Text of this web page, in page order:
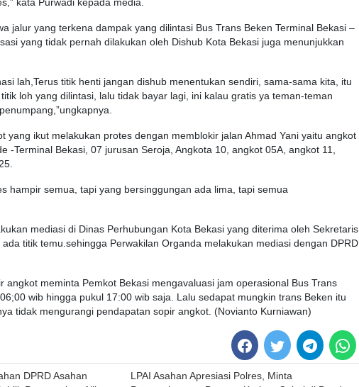
kata Purwadi kepada media.
jalur yang terkena dampak yang dilintasi Bus Trans Beken Terminal Bekasi –
yang tidak pernah dilakukan oleh Dishub Kota Bekasi juga menunjukkan
lah,Terus titik henti jangan dishub menentukan sendiri, sama-sama kita, itu
loh yang dilintasi, lalu tidak bayar lagi, ini kalau gratis ya teman-teman
yang ikut melakukan protes dengan memblokir jalan Ahmad Yani yaitu angkot
-Terminal Bekasi, 07 jurusan Seroja, Angkota 10, angkot 05A, angkot 11,
hampir semua, tapi yang bersinggungan ada lima, tapi semua
mediasi di Dinas Perhubungan Kota Bekasi yang diterima oleh Sekretaris
titik temu.sehingga Perwakilan Organda melakukan mediasi dengan DPRD
angkot meminta Pemkot Bekasi mengavaluasi jam operasional Bus Trans
wib hingga pukul 17:00 wib saja. Lalu sedapat mungkin trans Beken itu
tidak mengurangi pendapatan sopir angkot. (Novianto Kurniawan)
DPRD Asahan
LPAI Asahan Apresiasi Polres, Minta